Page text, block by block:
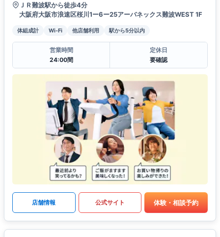
ＪＲ難波駅から徒歩4分
大阪府大阪市浪速区桜川1ー6ー25アーバネックス難波WEST 1F
体組成計 Wi-Fi 他店舗利用 駅から5分以内
営業時間
24:00間
定休日
要確認
店舗情報 公式サイト 体験・相談予約